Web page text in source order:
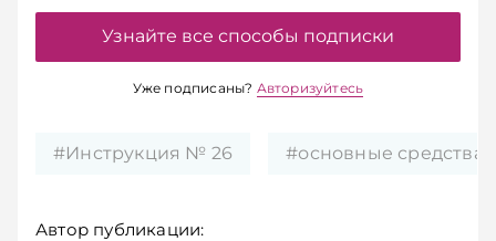
Узнайте все способы подписки
Уже подписаны? Авторизуйтесь
#Инструкция № 26 #основные средства
Автор публикации: